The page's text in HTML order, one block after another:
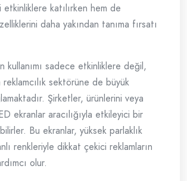
katılırken hem de
daha yakından tanıma fırsatı
kullanımı sadece etkinliklere değil,
reklamcılık sektörüne de büyük
Şirketler, ürünlerini veya
ekranlar aracılığıyla etkileyici bir
Bu ekranlar, yüksek parlaklık
renkleriyle dikkat çekici reklamların
olur.